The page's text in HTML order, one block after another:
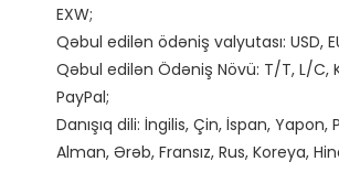
EXW;
Qəbul edilən ödəniş valyutası: USD,
Qəbul edilən Ödəniş Növü: T/T, L/C,
PayPal;
Danışıq dili: İngilis, Çin, İspan, Yapon,